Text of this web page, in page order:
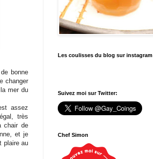
bonne
changer
mer du
assez
très
chair de
et je
plaire au
Les coulisses du blog sur instagram
Suivez moi sur Twitter:
Chef Simon